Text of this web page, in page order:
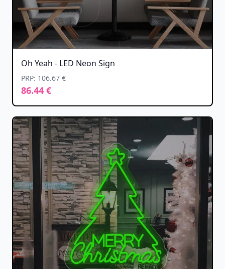
Oh Yeah - LED Neon Sign
PRP: 106.67 €
86.44 €